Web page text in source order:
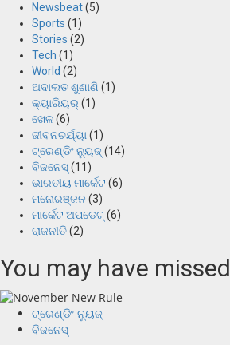
Newsbeat(5)
Sports (1)
Stories (2)
Tech (1)
World (2)
ଅଦାଲତ ଶୁଣାଣି (1)
କ୍ୟାରିୟର୍ (1)
ଖେଳ(6)
ଜୀବନଚର୍ଯ୍ୟା (1)
ଟ୍ରେଣ୍ଡିଂ ନ୍ୟୁଜ୍ (14)
ବିଜନେସ୍(11)
ଭାରତୀୟ ମାର୍କେଟ (6)
ମନୋରଞ୍ଜନ (3)
ମାର୍କେଟ ଅପଡେଟ୍ (6)
ରାଜନୀତି(2)
You may have missed
ଟ୍ରେଣ୍ଡିଂ ନ୍ୟୁଜ୍
ବିଜନେସ୍